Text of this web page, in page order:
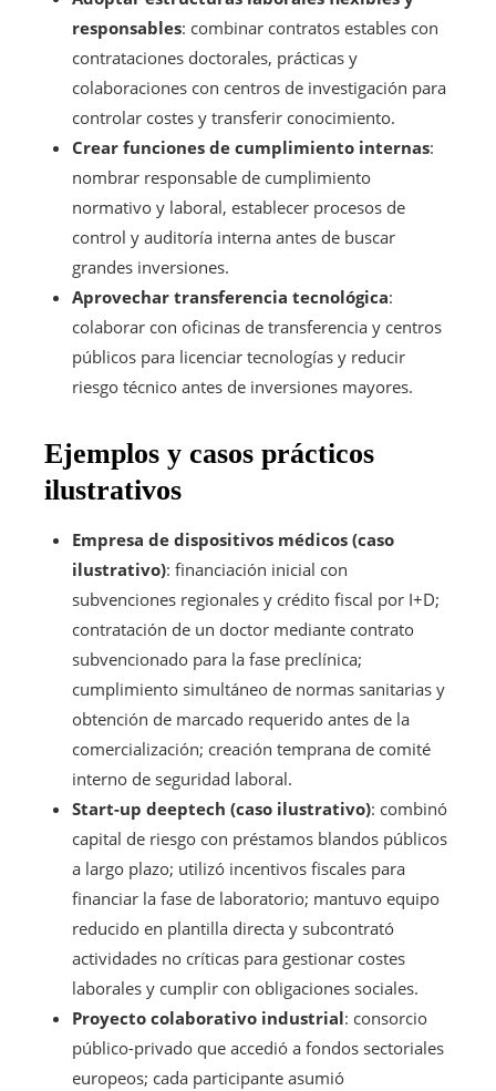
responsables: combinar contratos estables con
contrataciones doctorales, prácticas y
colaboraciones con centros de investigación para
controlar costes y transferir conocimiento.
Crear funciones de cumplimiento internas:
nombrar responsable de cumplimiento
normativo y laboral, establecer procesos de
control y auditoría interna antes de buscar
grandes inversiones.
Aprovechar transferencia tecnológica:
colaborar con oficinas de transferencia y centros
públicos para licenciar tecnologías y reducir
riesgo técnico antes de inversiones mayores.
Ejemplos y casos prácticos
ilustrativos
Empresa de dispositivos médicos (caso
ilustrativo): financiación inicial con
subvenciones regionales y crédito fiscal por I+D;
contratación de un doctor mediante contrato
subvencionado para la fase preclínica;
cumplimiento simultáneo de normas sanitarias y
obtención de marcado requerido antes de la
comercialización; creación temprana de comité
interno de seguridad laboral.
Start-up deeptech (caso ilustrativo): combinó
capital de riesgo con préstamos blandos públicos
a largo plazo; utilizó incentivos fiscales para
financiar la fase de laboratorio; mantuvo equipo
reducido en plantilla directa y subcontrató
actividades no críticas para gestionar costes
laborales y cumplir con obligaciones sociales.
Proyecto colaborativo industrial: consorcio
público-privado que accedió a fondos sectoriales
europeos; cada participante asumió